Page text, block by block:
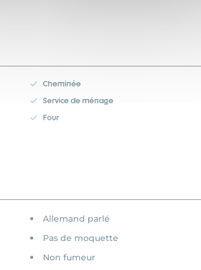
Cheminée
Service de ménage
Four
Allemand parlé
Pas de moquette
Non fumeur